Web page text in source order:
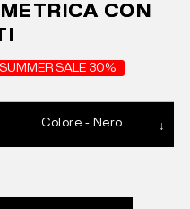
CON
SUMMER SALE 30%
Colore - Nero